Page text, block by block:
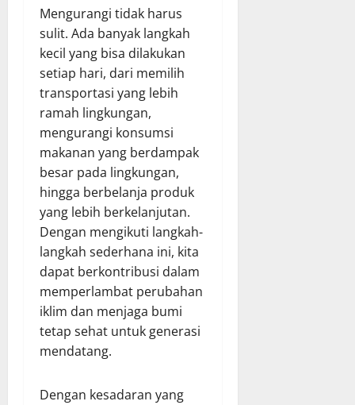
Mengurangi tidak harus
sulit. Ada banyak langkah
kecil yang bisa dilakukan
setiap hari, dari memilih
transportasi yang lebih
ramah lingkungan,
mengurangi konsumsi
makanan yang berdampak
besar pada lingkungan,
hingga berbelanja produk
yang lebih berkelanjutan.
Dengan mengikuti langkah-
langkah sederhana ini, kita
dapat berkontribusi dalam
memperlambat perubahan
iklim dan menjaga bumi
tetap sehat untuk generasi
mendatang.
Dengan kesadaran yang